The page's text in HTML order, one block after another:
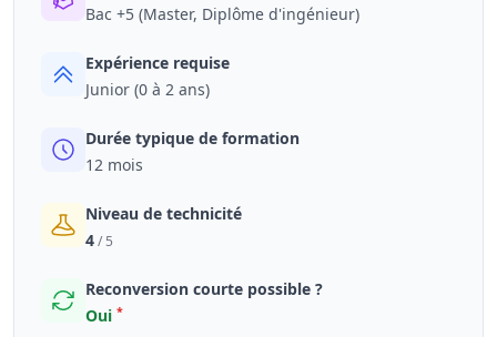
Bac +5 (Master, Diplôme d'ingénieur)
Expérience requise
Junior (0 à 2 ans)
Durée typique de formation
12 mois
Niveau de technicité
4/ 5
Reconversion courte possible ?
Oui *